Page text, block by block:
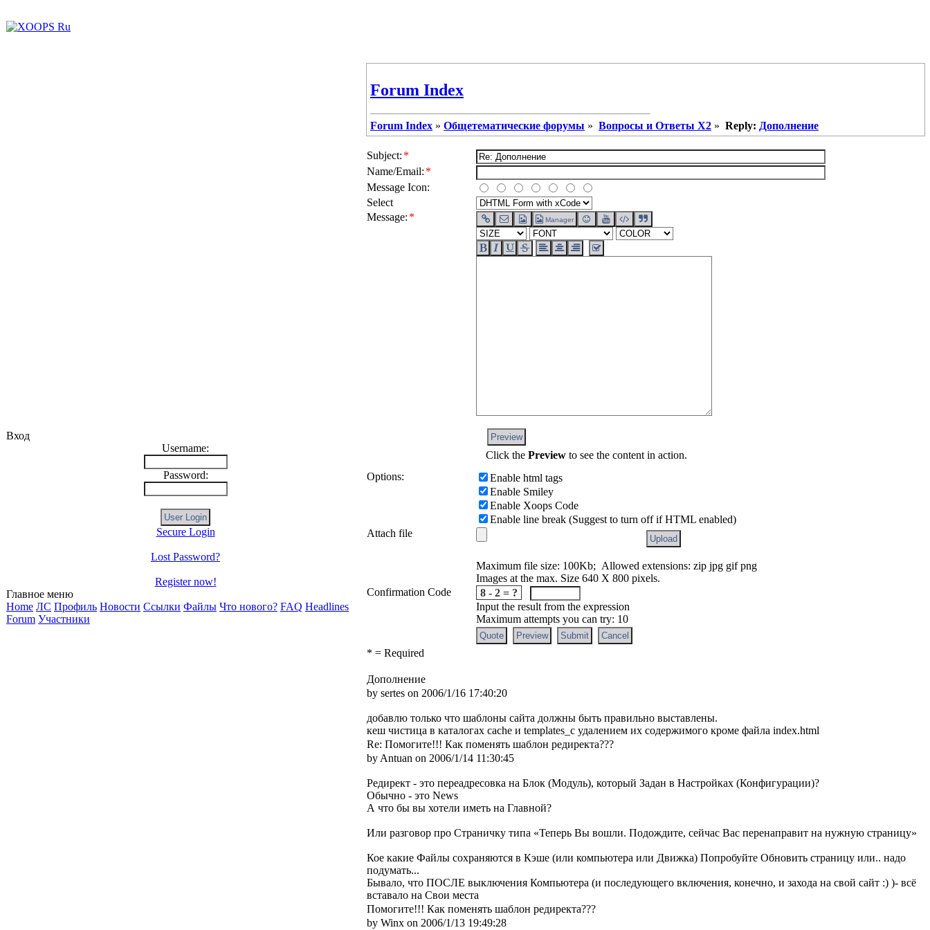
Вход
Username:
Password:
Secure Login
Lost Password?
Register now!
Главное меню
Home ЛС Профиль Новости Ссылки Файлы Что нового? FAQ Headlines
Forum Участники
Forum Index
Forum Index » Общетематические форумы » Вопросы и Ответы X2 » Reply: Дополнение
Subject: *
Name/Email: *
Message Icon:
Select
Message: * Manager
Preview
Click the Preview to see the content in action.
Options:
Enable html tags
Enable Smiley
Enable Xoops Code
Enable line break (Suggest to turn off if HTML enabled)
Attach file
Maximum file size: 100Kb; Allowed extensions: zip jpg gif png
Images at the max. Size 640 X 800 pixels.
Confirmation Code
8 - 2 = ?
Input the result from the expression
Maximum attempts you can try: 10
* = Required
Дополнение
by sertes on 2006/1/16 17:40:20
добавлю только что шаблоны сайта должны быть правильно выставлены.
кеш чистица в каталогах cache и templates_c удалением их содержимого кроме файла index.html
Re: Помогите!!! Как поменять шаблон редиректа???
by Antuan on 2006/1/14 11:30:45
Редирект - это переадресовка на Блок (Модуль), который Задан в Настройках (Конфигурации)?
Обычно - это News
А что бы вы хотели иметь на Главной?
Или разговор про Страничку типа «Теперь Вы вошли. Подождите, сейчас Вас перенаправит на нужную страницу»
Кое какие Файлы сохраняются в Кэше (или компьютера или Движка) Попробуйте Обновить страницу или.. надо
подумать...
Бывало, что ПОСЛЕ выключения Компьютера (и последующего включения, конечно, и захода на свой сайт :) )- всё
вставало на Свои места
Помогите!!! Как поменять шаблон редиректа???
by Winx on 2006/1/13 19:49:28